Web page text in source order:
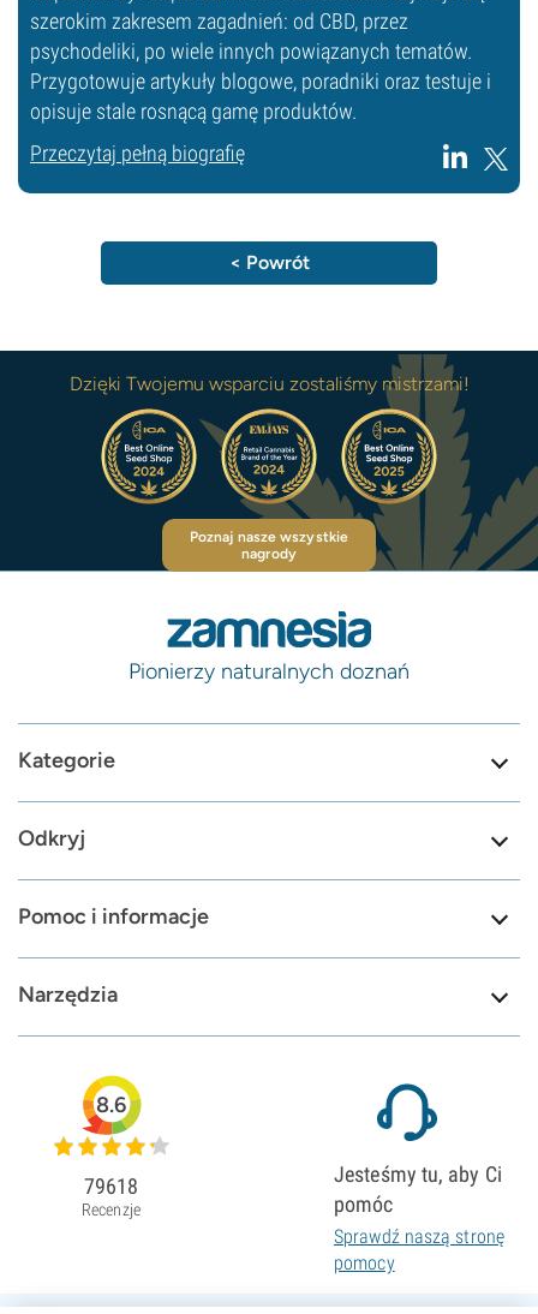
szerokim zakresem zagadnień: od CBD, przez
psychodeliki, po wiele innych powiązanych tematów.
Przygotowuje artykuły blogowe, poradniki oraz testuje i
opisuje stale rosnącą gamę produktów.
Przeczytaj pełną biografię
< Powrót
Dzięki Twojemu wsparciu zostaliśmy mistrzami!
Poznaj nasze wszystkie
nagrody
Pionierzy naturalnych doznań
Kategorie
Odkryj
Pomoc i informacje
Narzędzia
8.6
79618
Recenzje
Jesteśmy tu, aby Ci
pomóc
Sprawdź naszą stronę
pomocy